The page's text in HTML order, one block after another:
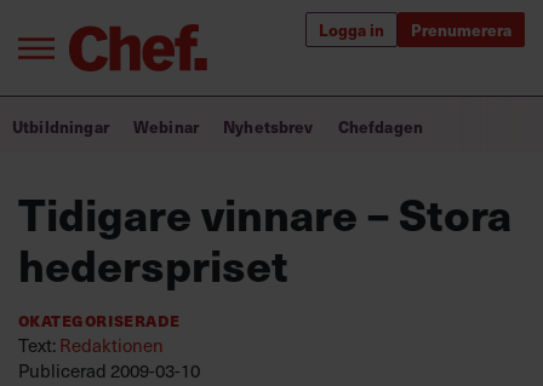
Logga in Prenumerera
Bra ledare förändrar världen
Utbildning för ledare
Chefakademin+
Populära utbildningar
Utbildningar Webinar Nyhetsbrev Chefdagen
Tidigare vinnare – Stora
hederspriset
Okategoriserade
Text:Redaktionen
Publicerad 2009-03-10